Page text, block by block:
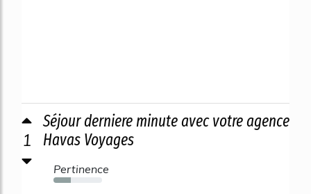
1
Séjour derniere minute avec votre agence
Havas Voyages
Pertinence
36%